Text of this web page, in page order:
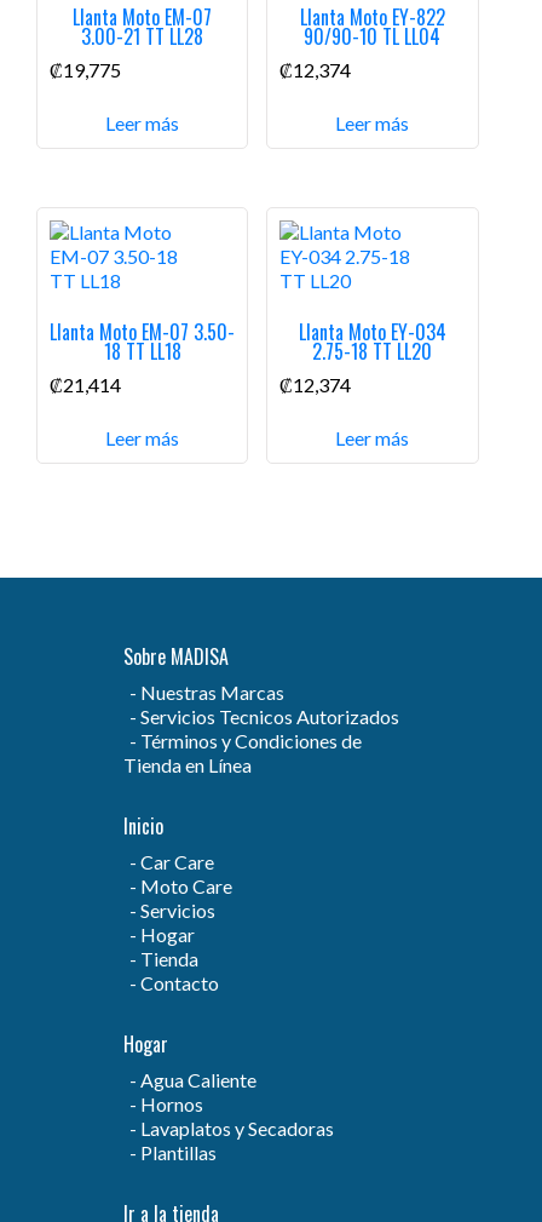
Llanta Moto EM-07
3.00-21 TT LL28
₡19,775
Leer más
Llanta Moto EY-822
90/90-10 TL LL04
₡12,374
Leer más
Llanta Moto EM-07 3.50-
18 TT LL18
₡21,414
Leer más
Llanta Moto EY-034
2.75-18 TT LL20
₡12,374
Leer más
Sobre MADISA
Nuestras Marcas
Servicios Tecnicos Autorizados
Términos y Condiciones de
Tienda en Línea
Inicio
Car Care
Moto Care
Servicios
Hogar
Tienda
Contacto
Hogar
Agua Caliente
Hornos
Lavaplatos y Secadoras
Plantillas
Ir a la tienda